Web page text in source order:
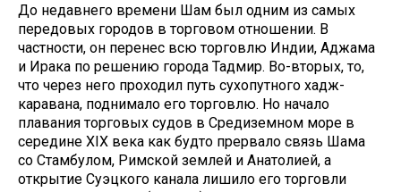
До недавнего времени Шам был одним из самых
передовых городов в торговом отношении. В
частности, он перенес всю торговлю Индии, Аджама
и Ирака по решению города Тадмир. Во-вторых, то,
что через него проходил путь сухопутного хадж-
каравана, поднимало его торговлю. Но начало
плавания торговых судов в Средиземном море в
середине XIX века как будто прервало связь Шама
со Стамбулом, Римской землей и Анатолией, а
открытие Суэцкого канала лишило его торговли